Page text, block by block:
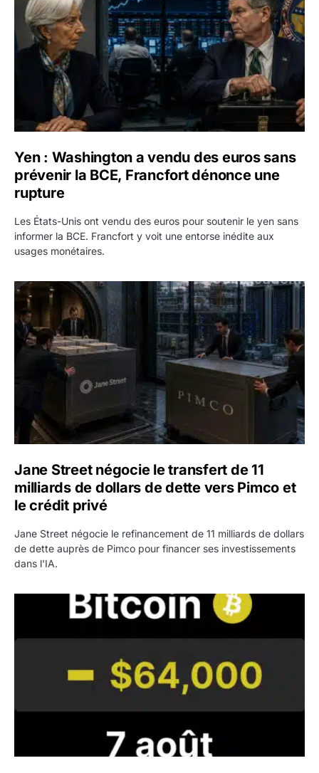
Yen : Washington a vendu des euros sans
prévenir la BCE, Francfort dénonce une
rupture
Les États-Unis ont vendu des euros pour soutenir le yen sans
informer la BCE. Francfort y voit une entorse inédite aux
usages monétaires.
Jane Street négocie le transfert de 11 milliards de
Jane Street négocie le transfert de 11
milliards de dollars de dette vers Pimco et
le crédit privé
Jane Street négocie le refinancement de 11 milliards de dollars
de dette auprès de Pimco pour financer ses investissements
dans l'IA.
Bitcoin stagne à 64 000 dollars pendant que les